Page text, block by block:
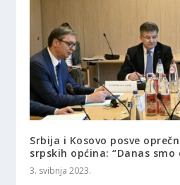
Srbija i Kosovo posve
srpskih općina: “Danas smo
3. svibnja 2023.